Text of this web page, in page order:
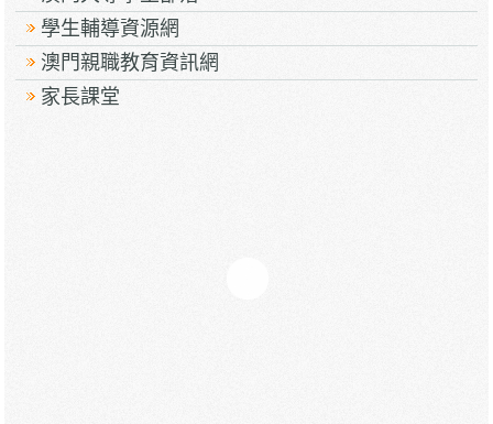
學生輔導資源網
澳門親職教育資訊網
家長課堂